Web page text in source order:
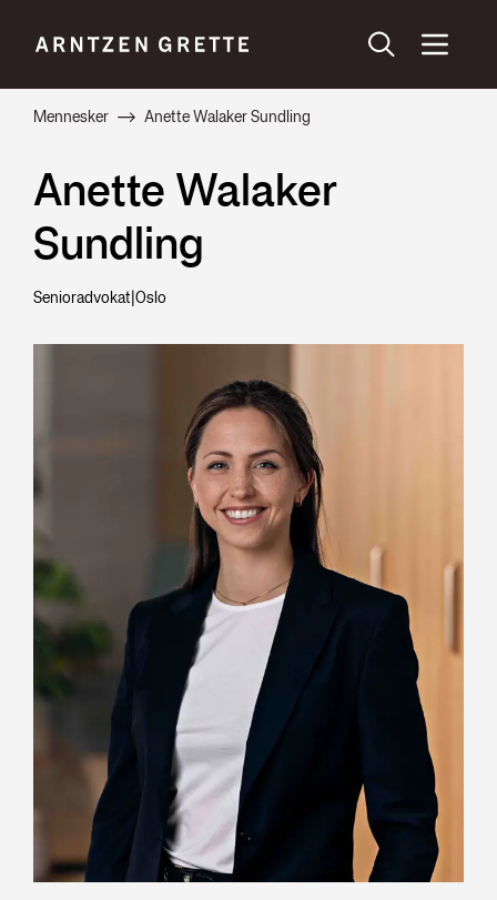
Mennesker Anette Walaker Sundling
Anette Walaker
Sundling
Senioradvokat|Oslo